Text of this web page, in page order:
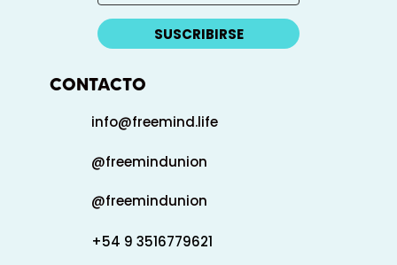
SUSCRIBIRSE
CONTACTO
info@freemind.life
@freemindunion
@freemindunion
+54 9 3516779621